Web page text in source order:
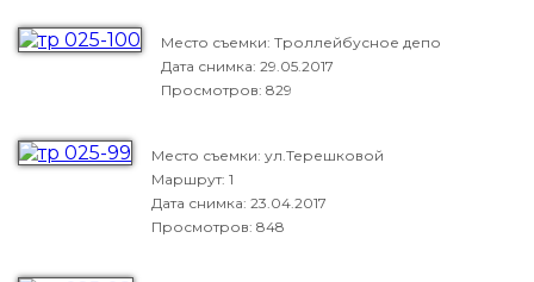
Место съемки: Троллейбусное депо
Дата снимка: 29.05.2017
Просмотров: 829
Место съемки: ул.Терешковой
Маршрут: 1
Дата снимка: 23.04.2017
Просмотров: 848